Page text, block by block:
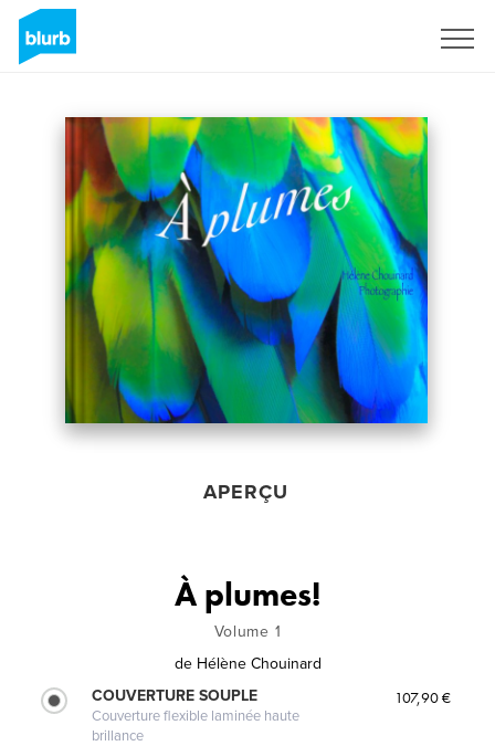
APERÇU
À plumes!
Volume 1
de Hélène Chouinard
COUVERTURE SOUPLE
Couverture flexible laminée haute
brillance
107,90 €